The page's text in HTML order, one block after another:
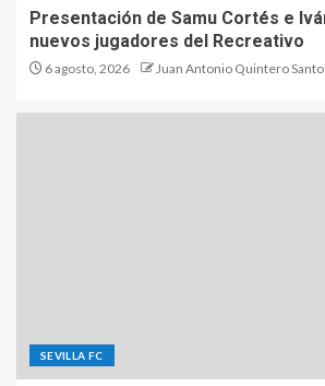
Presentación de Samu Cortés e
nuevos jugadores del Recreativo
6 agosto, 2026 Juan Antonio Quintero
SEVILLA FC